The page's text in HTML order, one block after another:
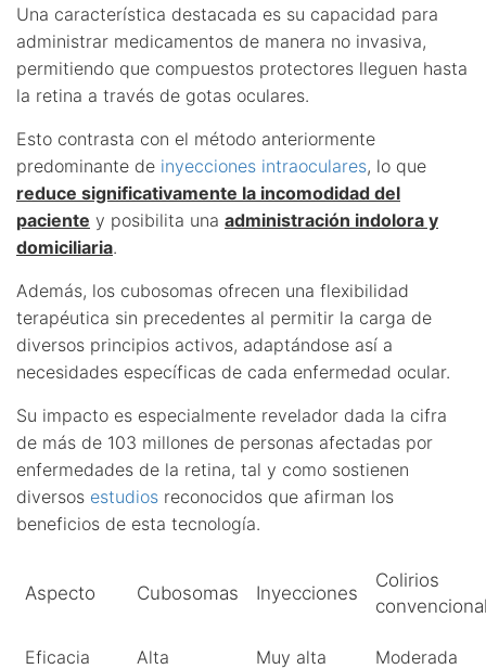
Una característica destacada es su capacidad para
administrar medicamentos de manera no invasiva,
permitiendo que compuestos protectores lleguen hasta
la retina a través de gotas oculares.
Esto contrasta con el método anteriormente
predominante de inyecciones intraoculares, lo que
reduce significativamente la incomodidad del
paciente y posibilita una administración indolora y
domiciliaria.
Además, los cubosomas ofrecen una flexibilidad
terapéutica sin precedentes al permitir la carga de
diversos principios activos, adaptándose así a
necesidades específicas de cada enfermedad ocular.
Su impacto es especialmente revelador dada la cifra
de más de 103 millones de personas afectadas por
enfermedades de la retina, tal y como sostienen
diversos estudios reconocidos que afirman los
beneficios de esta tecnología.
Aspecto Cubosomas Inyecciones
Colirios
Eficacia Alta Muy alta Moderada